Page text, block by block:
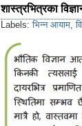
शास्त्रभित्रका
Labels:भिन्न आयाम ,